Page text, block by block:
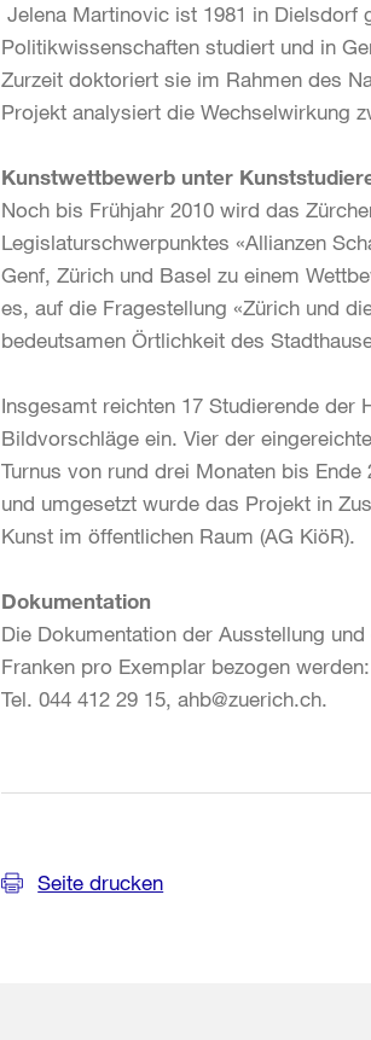
Jelena Martinovic ist 1981 in Dielsdorf
Politikwissenschaften studiert und in
Zurzeit doktoriert sie im Rahmen des
Projekt analysiert die Wechselwirkung
Kunstwettbewerb unter
Noch bis Frühjahr 2010 wird das
Legislaturschwerpunktes «Allianzen
Genf, Zürich und Basel zu einem
es, auf die Fragestellung «Zürich und
bedeutsamen Örtlichkeit des
Insgesamt reichten 17 Studierende der
Bildvorschläge ein. Vier der
Turnus von rund drei Monaten bis
und umgesetzt wurde das Projekt in
Kunst im öffentlichen Raum (AG KiöR).
Dokumentation
Die Dokumentation der Ausstellung
Franken pro Exemplar bezogen
Tel. 044 412 29 15, ahb@zuerich.ch.
Weitere
Seite drucken